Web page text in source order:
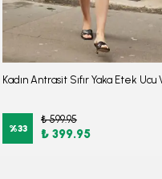
%33
₺ 599.95
₺ 399.95